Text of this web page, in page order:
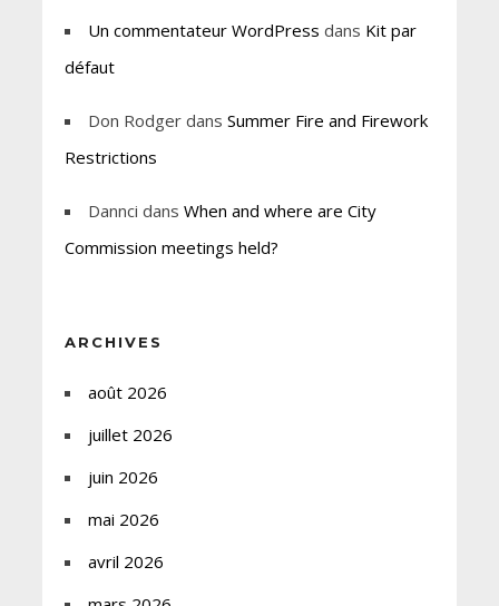
Un commentateur WordPress dans Kit par
défaut
Don Rodgerdans Summer Fire and Firework
Restrictions
Dannci dans When and where are City
Commission meetings held?
ARCHIVES
août 2026
juillet 2026
juin 2026
mai 2026
avril 2026